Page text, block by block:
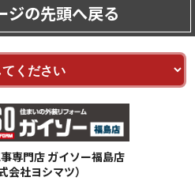
ジの先頭へ戻る
専門店 ガイソー福島店
会社ヨシマツ）